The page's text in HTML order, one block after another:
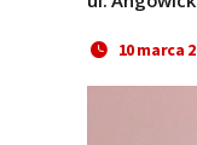
10 marca